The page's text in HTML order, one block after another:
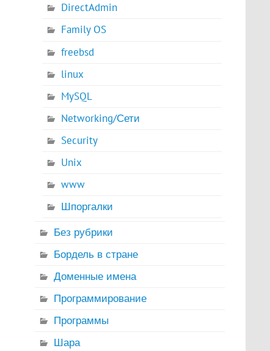
DirectAdmin
Family OS
freebsd
linux
MySQL
Networking/Сети
Security
Unix
www
Шпоргалки
Без рубрики
Бордель в стране
Доменные имена
Программирование
Программы
Шара